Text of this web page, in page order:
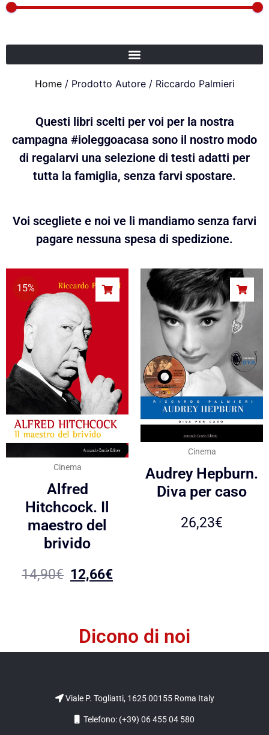
Home/ Prodotto Autore / Riccardo Palmieri
Questi libri scelti per voi per la nostra
campagna #ioleggoacasa sono il nostro modo
di regalarvi una selezione di testi adatti per
tutta la famiglia, senza farvi spostare.
Voi scegliete e noi ve li mandiamo senza farvi
pagare nessuna spesa di spedizione.
15%
Cinema
Alfred
Hitchcock. Il
maestro del
brivido
14,90€ 12,66€
Cinema
Audrey Hepburn.
Diva per caso
26,23€
Dicono di noi
Viale P. Togliatti, 1625 00155 Roma Italy
Telefono: (+39) 06 455 04 580